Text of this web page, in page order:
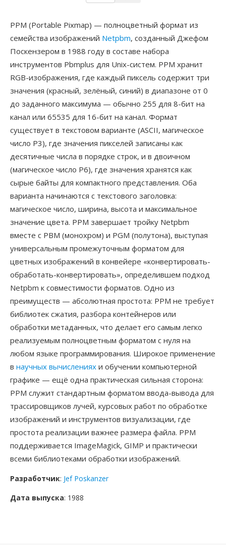
PPM (Portable Pixmap) — полноцветный формат из
семейства изображений Netpbm, созданный Джефом
Поскензером в 1988 году в составе набора
инструментов Pbmplus для Unix-систем. PPM хранит
RGB-изображения, где каждый пиксель содержит три
значения (красный, зелёный, синий) в диапазоне от 0
до заданного максимума — обычно 255 для 8-бит на
канал или 65535 для 16-бит на канал. Формат
существует в текстовом варианте (ASCII, магическое
число P3), где значения пикселей записаны как
десятичные числа в порядке строк, и в двоичном
(магическое число P6), где значения хранятся как
сырые байты для компактного представления. Оба
варианта начинаются с текстового заголовка:
магическое число, ширина, высота и максимальное
значение цвета. PPM завершает тройку Netpbm
вместе с PBM (монохром) и PGM (полутона), выступая
универсальным промежуточным форматом для
цветных изображений в конвейере «конвертировать-
обработать-конвертировать», определившем подход
Netpbm к совместимости форматов. Одно из
преимуществ — абсолютная простота: PPM не требует
библиотек сжатия, разбора контейнеров или
обработки метаданных, что делает его самым легко
реализуемым полноцветным форматом с нуля на
любом языке программирования. Широкое применение
в научных вычислениях и обучении компьютерной
графике — ещё одна практическая сильная сторона:
PPM служит стандартным форматом ввода-вывода для
трассировщиков лучей, курсовых работ по обработке
изображений и инструментов визуализации, где
простота реализации важнее размера файла. PPM
поддерживается ImageMagick, GIMP и практически
всеми библиотеками обработки изображений.
Разработчик: Jef Poskanzer
Дата выпуска: 1988